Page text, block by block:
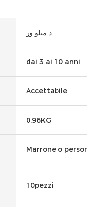
د منلو وړ
dai 3 ai 10 anni
Accettabile
0.96KG
Marrone o
10pezzi